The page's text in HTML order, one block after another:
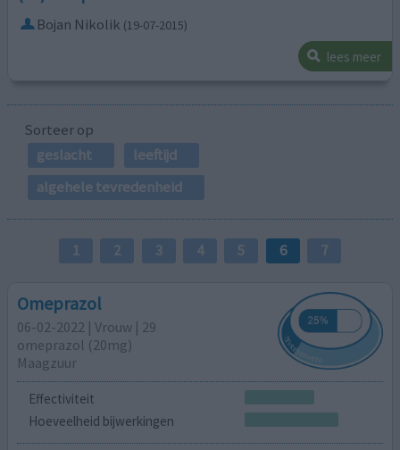
Bojan Nikolik (19-07-2015)
lees meer
Sorteer op
geslacht
leeftijd
algehele tevredenheid
1 2 3 4 5 6 7
Omeprazol
06-02-2022 | Vrouw | 29
omeprazol (20mg)
Maagzuur
Effectiviteit
Hoeveelheid bijwerkingen